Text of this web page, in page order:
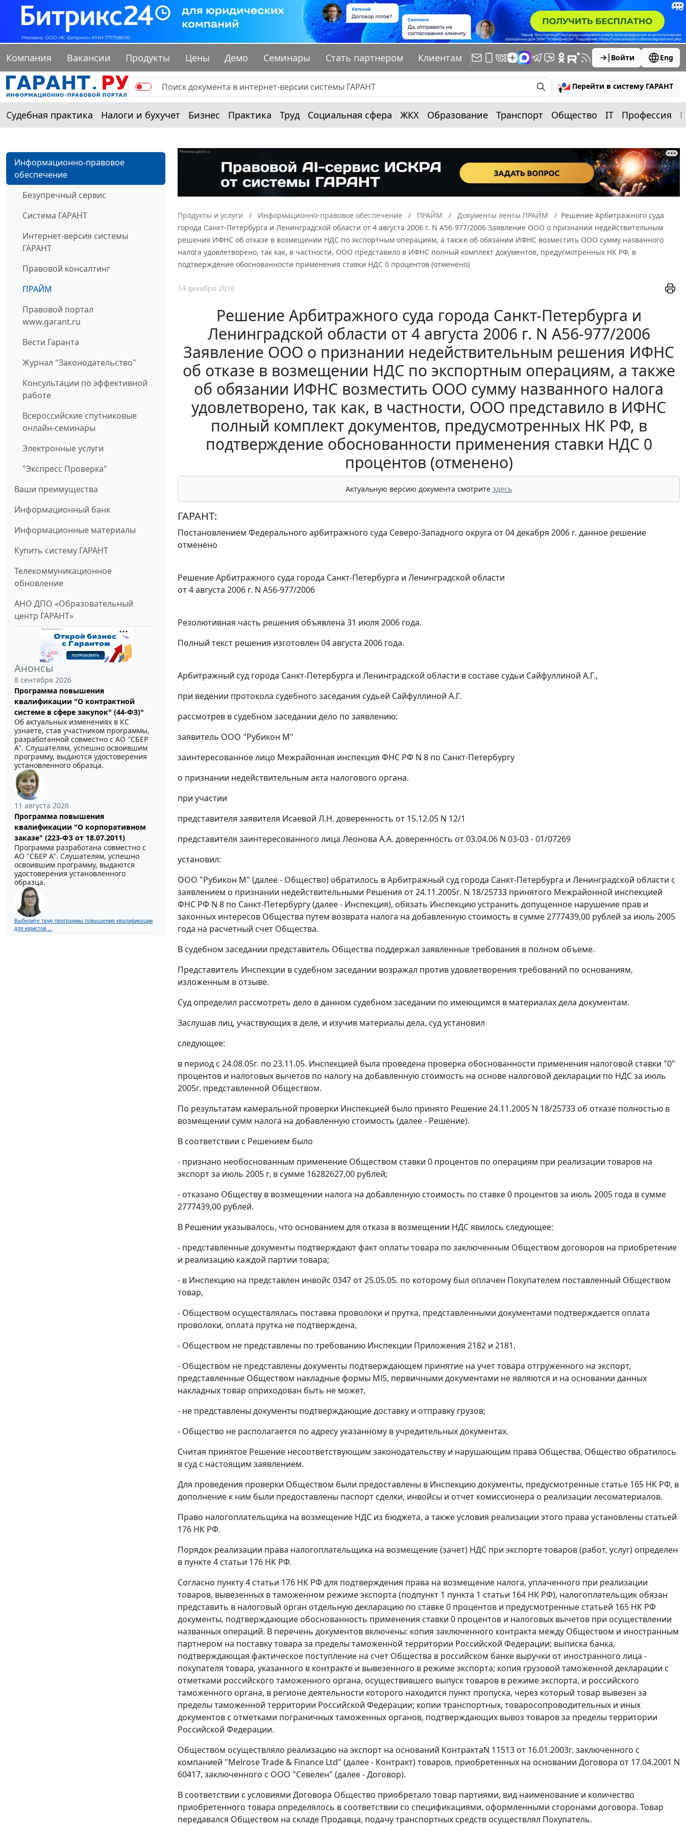
Компания Вакансии Продукты Цены Демо Семинары Стать партнером Клиентам Войти Eng
Перейти в систему ГАРАНТ
Судебная практика Налоги и бухучет Бизнес Практика Труд Социальная сфера ЖКХ Образование Транспорт Общество IT Профессия
Информационно-правовое
обеспечение
Безупречный сервис
Система ГАРАНТ
Интернет-версия системы
ГАРАНТ
Правовой консалтинг
ПРАЙМ
Правовой портал
www.garant.ru
Вести Гаранта
Журнал "Законодательство"
Консультации по эффективной
работе
Всероссийские спутниковые
онлайн-семинары
Электронные услуги
"Экспресс Проверка"
Ваши преимущества
Информационный банк
Информационные материалы
Купить систему ГАРАНТ
Телекоммуникационное
обновление
АНО ДПО «Образовательный
центр ГАРАНТ»
Анонсы
8 сентября 2026
Программа повышения
квалификации "О контрактной
системе в сфере закупок" (44-ФЗ)"
Об актуальных изменениях в КС
узнаете, став участником программы,
разработанной совместно с АО ''СБЕР
А". Слушателям, успешно освоившим
программу, выдаются удостоверения
установленного образца.
11 августа 2026
Программа повышения
квалификации "О корпоративном
заказе" (223-ФЗ от 18.07.2011)
Программа разработана совместно с
АО ''СБЕР А". Слушателям, успешно
освоившим программу, выдаются
удостоверения установленного
образца.
Выберите тему программы повышения квалификации
для юристов ...
Продукты и услуги Информационно-правовое обеспечение ПРАЙМ Документы ленты ПРАЙМ
Решение Арбитражного суда
города Санкт-Петербурга и Ленинградской области от 4 августа 2006 г. N А56-977/2006 Заявление ООО о признании недействительным
решения ИФНС об отказе в возмещении НДС по экспортным операциям, а также об обязании ИФНС возместить ООО сумму названного
налога удовлетворено, так как, в частности, ООО представило в ИФНС полный комплект документов, предусмотренных НК РФ, в
подтверждение обоснованности применения ставки НДС 0 процентов (отменено)
14 декабря 2016
Решение Арбитражного суда города Санкт-Петербурга и
Ленинградской области от 4 августа 2006 г. N А56-977/2006
Заявление ООО о признании недействительным решения ИФНС
об отказе в возмещении НДС по экспортным операциям, а также
об обязании ИФНС возместить ООО сумму названного налога
удовлетворено, так как, в частности, ООО представило в ИФНС
полный комплект документов, предусмотренных НК РФ, в
подтверждение обоснованности применения ставки НДС 0
процентов (отменено)
Актуальную версию документа смотрите здесь
ГАРАНТ:
Постановлением Федерального арбитражного суда Северо-Западного округа от 04 декабря 2006 г. данное решение
отменено
Решение Арбитражного суда города Санкт-Петербурга и Ленинградской области
от 4 августа 2006 г. N А56-977/2006
Резолютивная часть решения объявлена 31 июля 2006 года.
Полный текст решения изготовлен 04 августа 2006 года.
Арбитражный суд города Санкт-Петербурга и Ленинградской области в составе судьи Сайфуллиной А.Г.,
при ведении протокола судебного заседания судьей Сайфуллиной А.Г.
рассмотрев в судебном заседании дело по заявлению:
заявитель ООО "Рубикон М"
заинтересованное лицо Межрайонная инспекция ФНС РФ N 8 по Санкт-Петербургу
о признании недействительным акта налогового органа.
при участии
представителя заявителя Исаевой Л.Н. доверенность от 15.12.05 N 12/1
представителя заинтересованного лица Леонова А.А. доверенность от 03.04.06 N 03-03 - 01/07269
установил:
ООО "Рубикон М" (далее - Общество) обратилось в Арбитражный суд города Санкт-Петербурга и Ленинградской области с
заявлением о признании недействительными Решения от 24.11.2005г. N 18/25733 принятого Межрайонной инспекцией
ФНС РФ N 8 по Санкт-Петербургу (далее - Инспекция), обязать Инспекцию устранить допущенное нарушение прав и
законных интересов Общества путем возврата налога на добавленную стоимость в сумме 2777439,00 рублей за июль 2005
года на расчетный счет Общества.
В судебном заседании представитель Общества поддержал заявленные требования в полном объеме.
Представитель Инспекции в судебном заседании возражал против удовлетворения требований по основаниям,
изложенным в отзыве.
Суд определил рассмотреть дело в данном судебном заседании по имеющимся в материалах дела документам.
Заслушав лиц, участвующих в деле, и изучив материалы дела, суд установил
следующее:
в период с 24.08.05г. по 23.11.05. Инспекцией была проведена проверка обоснованности применения налоговой ставки "0"
процентов и налоговых вычетов по налогу на добавленную стоимость на основе налоговой декларации по НДС за июль
2005г. представленной Обществом.
По результатам камеральной проверки Инспекцией было принято Решение 24.11.2005 N 18/25733 об отказе полностью в
возмещении сумм налога на добавленную стоимость (далее - Решение).
В соответствии с Решением было
- признано необоснованным применение Обществом ставки 0 процентов по операциям при реализации товаров на
экспорт за июль 2005 г. в сумме 16282627,00 рублей;
- отказано Обществу в возмещении налога на добавленную стоимость по ставке 0 процентов за июль 2005 года в сумме
2777439,00 рублей.
В Решении указывалось, что основанием для отказа в возмещении НДС явилось следующее:
- представленные документы подтверждают факт оплаты товара по заключенным Обществом договоров на приобретение
и реализацию каждой партии товара;
- в Инспекцию на представлен инвойс 0347 от 25.05.05. по которому был оплачен Покупателем поставленный Обществом
товар,
- Обществом осуществлялась поставка проволоки и прутка, представленными документами подтверждается оплата
проволоки, оплата прутка не подтверждена,
- Обществом не представлены по требованию Инспекции Приложения 2182 и 2181,
- Обществом не представлены документы подтверждающем принятие на учет товара отгруженного на экспорт,
представленные Обществом накладные формы Ml5, первичными документами не являются и на основании данных
накладных товар оприходован быть не может,
- не представлены документы подтверждающие доставку и отправку грузов;
- Общество не располагается по адресу указанному в учредительных документах.
Считая принятое Решение несоответствующим законодательству и нарушающим права Общества, Общество обратилось
в суд с настоящим заявлением.
Для проведения проверки Обществом были предоставлены в Инспекцию документы, предусмотренные статье 165 НК РФ, в
дополнение к ним были предоставлены паспорт сделки, инвойсы и отчет комиссионера о реализации лесоматериалов.
Право налогоплательщика на возмещение НДС из бюджета, а также условия реализации этого права установлены статьей
176 НК РФ.
Порядок реализации права налогоплательщика на возмещение (зачет) НДС при экспорте товаров (работ, услуг) определен
в пункте 4 статьи 176 НК РФ.
Согласно пункту 4 статьи 176 НК РФ для подтверждения права на возмещение налога, уплаченного при реализации
товаров, вывезенных втаможенном режиме экспорта (подпункт 1 пункта 1 статьи 164 НК РФ), налогоплательщик обязан
представить в налоговый орган отдельную декларацию по ставке 0 процентов и предусмотренные статьей 165 НК РФ
документы, подтверждающие обоснованность применения ставки 0 процентов и налоговых вычетов при осуществлении
названных операций. В перечень документов включены: копия заключенного контракта между Обществом и иностранным
партнером на поставку товара за пределы таможенной территории Российской Федерации; выписка банка,
подтверждающая фактическое поступление на счет Общества в российском банке выручки от иностранного лица -
покупателя товара, указанного в контракте и вывезенного в режиме экспорта; копия грузовой таможенной декларации с
отметками российского таможенного органа, осуществившего выпуск товаров в режиме экспорта, и российского
таможенного органа, в регионе деятельности которого находится пункт пропуска, через который товар вывезен за
пределы таможенной территории Российской Федерации; копии транспортных, товаросопроводительных и иных
документов с отметками пограничных таможенных органов, подтверждающих вывоз товаров за пределы территории
Российской Федерации.
Обществом осуществляло реализацию на экспорт на оснований КонтрактаN 11513 от 16.01.2003г. заключенного с
компанией "Melrose Trade & Finance Ltd" (далее - Контракт) товаров, приобретенных на основании Договора от 17.04.2001 N
60417, заключенного с ООО "Севелен" (далее - Договор).
В соответствии с условиями Договора Общество приобретало товар партиями, вид наименование и количество
приобретенного товара определялось в соответствии со спецификациями, оформленными сторонами договора. Товар
передавался Обществом на складе Продавца, подачу транспортных средств осуществлял Покупатель.